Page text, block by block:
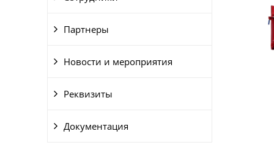
Партнеры
Новости и мероприятия
Реквизиты
Документация